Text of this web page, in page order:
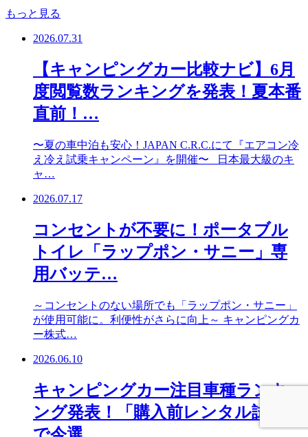
もっと見る
2026.07.31
【キャンピングカー比較ナビ】6月
度閲覧数ランキングを発表！夏本番
直前！…
〜夏の車中泊も安心！JAPAN C.R.C.にて『エアコン冷
え冷え試乗キャンペーン』を開催〜 日本最大級のキ
ャ…
2026.07.17
コンセントが不要に！ポータブル
トイレ「ラップポン・サニー」専
用バッテ…
～コンセントのない場所でも「ラップポン・サニー」
が使用可能に。利便性がさらに向上～ キャンピングカ
ー株式…
2026.06.10
キャンピングカー注目車種ランキ
ング発表！「購入前レンタル試乗」